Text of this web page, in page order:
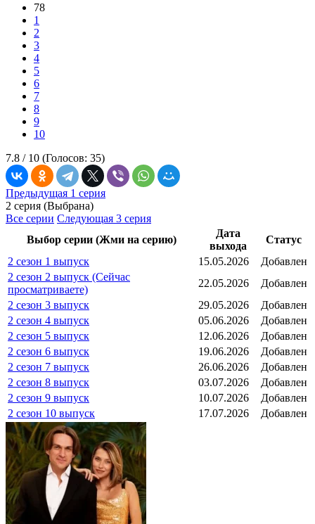
78
1
2
3
4
5
6
7
8
9
10
7.8 / 10 (Голосов: 35)
Предыдущая 1 серия
2 серия (Выбрана)
Все серии Следующая 3 серия
Выбор серии (Жми на серию)
Дата
выхода
Статус
2 сезон 1 выпуск
15.05.2026
Добавлен
2 сезон 2 выпуск (Сейчас
просматриваете)
22.05.2026
Добавлен
2 сезон 3 выпуск
29.05.2026
Добавлен
2 сезон 4 выпуск
05.06.2026
Добавлен
2 сезон 5 выпуск
12.06.2026
Добавлен
2 сезон 6 выпуск
19.06.2026
Добавлен
2 сезон 7 выпуск
26.06.2026
Добавлен
2 сезон 8 выпуск
03.07.2026
Добавлен
2 сезон 9 выпуск
10.07.2026
Добавлен
2 сезон 10 выпуск
17.07.2026 Добавлен